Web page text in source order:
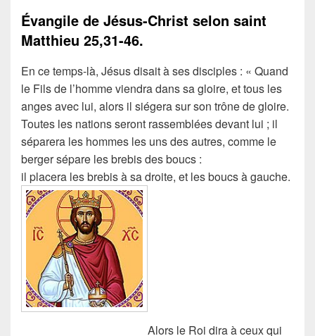
Évangile de Jésus-Christ selon saint
Matthieu 25,31-46.
En ce temps-là, Jésus disait à ses disciples : « Quand
le Fils de l’homme viendra dans sa gloire, et tous les
anges avec lui, alors il siégera sur son trône de gloire.
Toutes les nations seront rassemblées devant lui ; il
séparera les hommes les uns des autres, comme le
berger sépare les brebis des boucs :
il placera les brebis à sa droite, et les boucs à gauche.
Alors le Roi dira à ceux qui